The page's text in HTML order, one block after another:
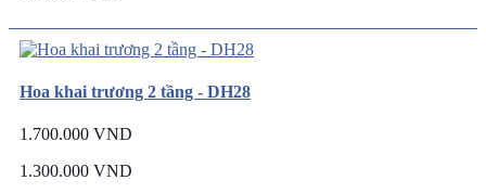
Hoa khai trương 2 tầng - DH28
1.700.000 VND
1.300.000 VND